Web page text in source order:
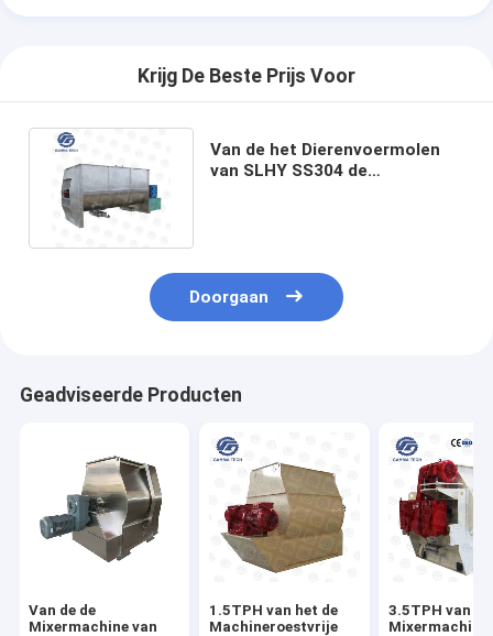
Krijg De Beste Prijs Voor
Van de het Dierenvoermolen
van SLHY SS304 de
Doorgaan
Geadviseerde Producten
Van de de
Mixermachine van
1.5TPH van het de
Machineroestvrije
3.5TPH van de
Mixermachine